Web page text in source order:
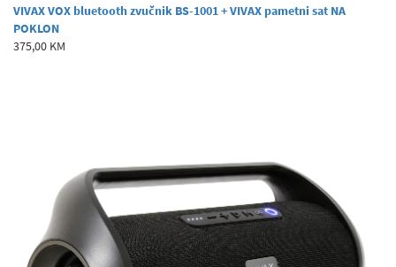
VIVAX VOX bluetooth zvučnik BS-1001 + VIVAX pametni sat NA
POKLON
375,00 KM